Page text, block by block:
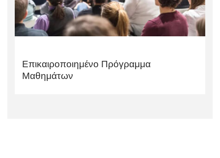
Επικαιροποιημένο Πρόγραμμα
Μαθημάτων